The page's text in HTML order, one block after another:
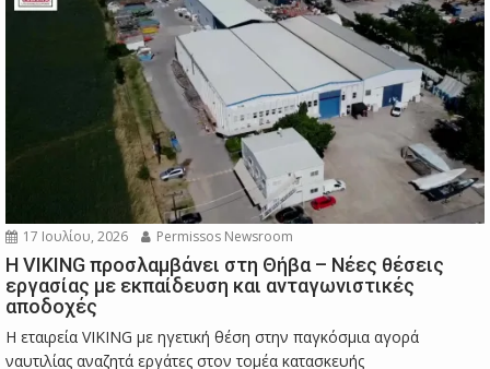
17 Ιουλίου, 2026 Permissos Newsroom
Η VIKING προσλαμβάνει στη Θήβα – Νέες θέσεις
εργασίας με εκπαίδευση και ανταγωνιστικές
αποδοχές
Η εταιρεία VIKING με ηγετική θέση στην παγκόσμια αγορά
ναυτιλίας αναζητά εργάτες στον τομέα κατασκευής